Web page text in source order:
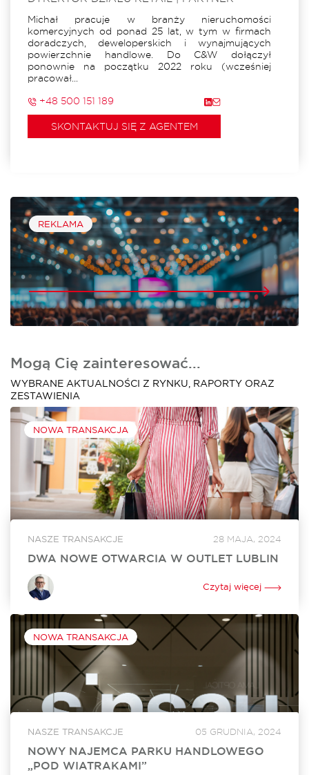
Michał pracuje w branży nieruchomości
komercyjnych od ponad 25 lat, w tym w firmach
doradczych, deweloperskich i wynajmujących
powierzchnie handlowe. Do C&W dołączył
ponownie na początku 2022 roku (wcześniej
pracował...
+48 500 151 189
SKONTAKTUJ SIĘ Z AGENTEM
REKLAMA
Mogą Cię zainteresować...
WYBRANE AKTUALNOŚCI Z RYNKU, RAPORTY ORAZ
ZESTAWIENIA
NOWA TRANSAKCJA
NASZE TRANSAKCJE 28 MAJA, 2024
DWA NOWE OTWARCIA W OUTLET LUBLIN
W czerwcu w Outlet Lublin otworzą się dwa nowe lokale. Na
powiększenie swojego dotychczasowego sklepu o ponad
250 mkw. zdecydował się Ochnik. Nowy lokal o powierzchni
Czytaj więcej
NOWA TRANSAKCJA
NASZE TRANSAKCJE 05 GRUDNIA, 2024
NOWY NAJEMCA PARKU HANDLOWEGO
„POD WIATRAKAMI”